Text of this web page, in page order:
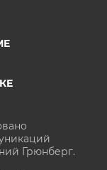
Грюнберг.